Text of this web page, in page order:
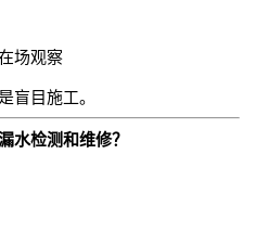
场观察
盲目施工。
水检测和维修？